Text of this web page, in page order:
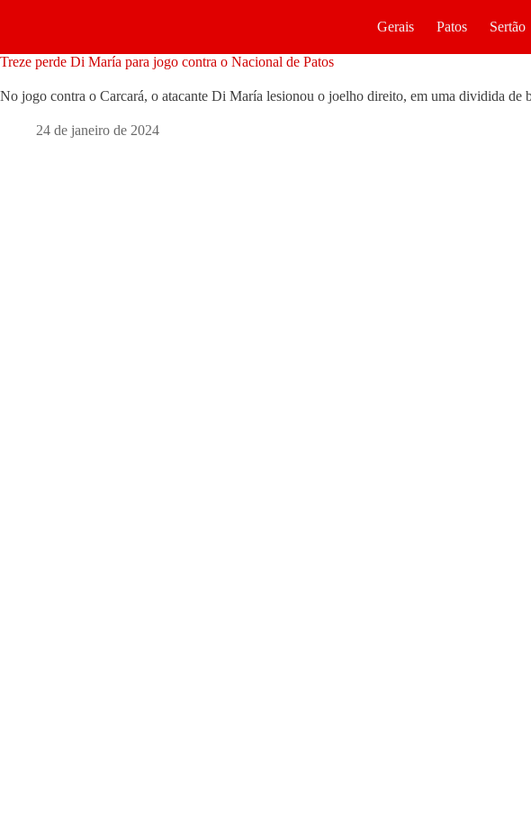
Gerais Patos Sertão
Treze perde Di María para jogo contra o Nacional de Patos
No jogo contra o Carcará, o atacante Di María lesionou o joelho direito, em uma dividida de
24 de janeiro de 2024